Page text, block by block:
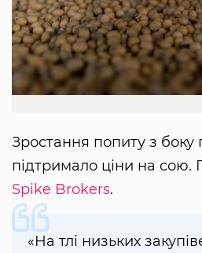
Зростання попиту з боку
підтримало ціни на сою.
Spike Brokers.
«На тлі низьких